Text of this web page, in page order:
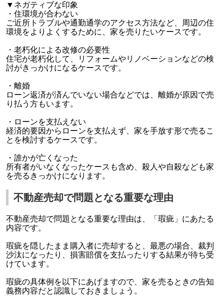
▼ネガティブな印象
・住環境が合わない
ご近所トラブルや通勤通学のアクセス方法など、周辺の住
環境をよりよくするために、家を売りたいケースです。
・老朽化による改修の必要性
住宅が老朽化して、リフォームやリノベーションなどの検
討がきっかけになるケースです。
・離婚
ローン返済が済んでいない場合などでは、離婚が原因で売
り払う方もいます。
・ローンを支払えない
経済的要因からローンを支払えず、家を手放す形で売るこ
とを検討するケースです。
・誰かが亡くなった
所有者がいなくなったケースも含め、殺人や自殺なども家
を売るきっかけになります。
不動産売却で問題となる重要な理由
不動産売却で問題となる重要な理由は、「瑕疵」にあたる
内容です。
瑕疵を隠したまま購入者に売却すると、最悪の場合、裁判
沙汰になったり、損害賠償を支払ったりする結果が待ち受
けています。
瑕疵の具体例を以下にあげますので、家を売るときの告知
義務内容だと認識しておきましょう。